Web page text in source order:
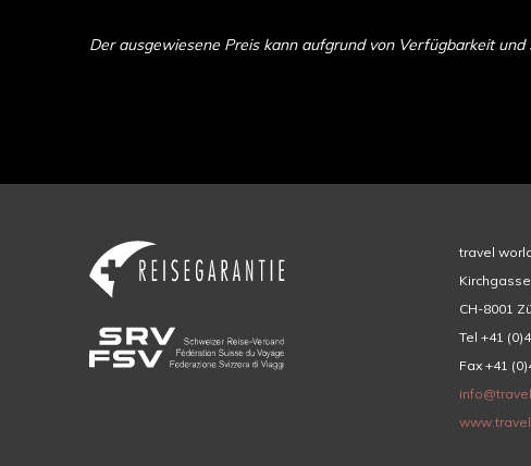
Der ausgewiesene Preis kann aufgrund von Verfügbarkeit
travel
CH-8001
Tel +41
Fax +41